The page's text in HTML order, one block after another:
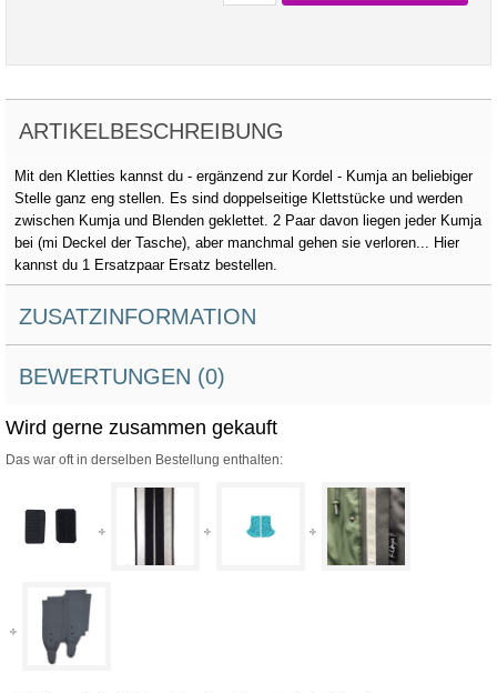
ARTIKELBESCHREIBUNG
Mit den Kletties kannst du - ergänzend zur Kordel - Kumja an beliebiger
Stelle ganz eng stellen. Es sind doppelseitige Klettstücke und werden
zwischen Kumja und Blenden geklettet. 2 Paar davon liegen jeder Kumja
bei (mi Deckel der Tasche), aber manchmal gehen sie verloren... Hier
kannst du 1 Ersatzpaar Ersatz bestellen.
ZUSATZINFORMATION
BEWERTUNGEN (0)
Wird gerne zusammen gekauft
Das war oft in derselben Bestellung enthalten: